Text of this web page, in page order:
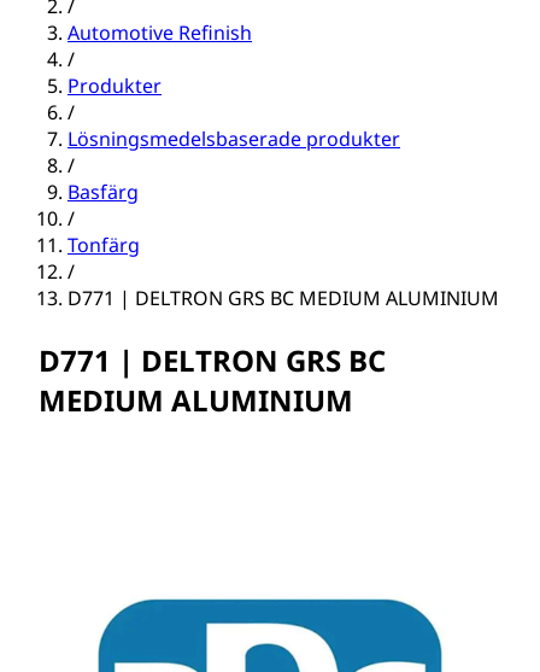
/
Automotive Refinish
/
Produkter
/
Lösningsmedelsbaserade produkter
/
Basfärg
/
Tonfärg
/
D771 | DELTRON GRS BC MEDIUM ALUMINIUM
D771 | DELTRON GRS BC
MEDIUM ALUMINIUM